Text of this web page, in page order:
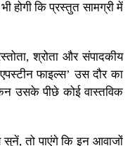
होगी कि प्रस्तुत सामग्री में
श्रोता और संपादकीय
फाइल्स’ उस दौर का
उसके पीछे कोई वास्तविक
तो पाएंगे कि इन आवाजों